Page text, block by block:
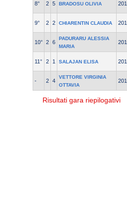
8° 2 5 BRADOSU OLIVIA
9° 2 2 CHIARENTIN CLAUDIA
10° 2 6
PADURARU ALESSIA
MARIA
11° 2 1 SALAJAN ELISA
- 2 4
VETTORE VIRGINIA
OTTAVIA
Risultati gara riepilogativi